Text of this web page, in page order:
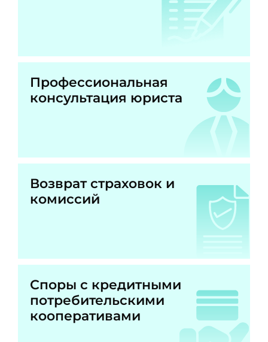
Профессиональная
консультация юриста
Возврат страховок и
комиссий
Споры с кредитными
потребительскими
кооперативами